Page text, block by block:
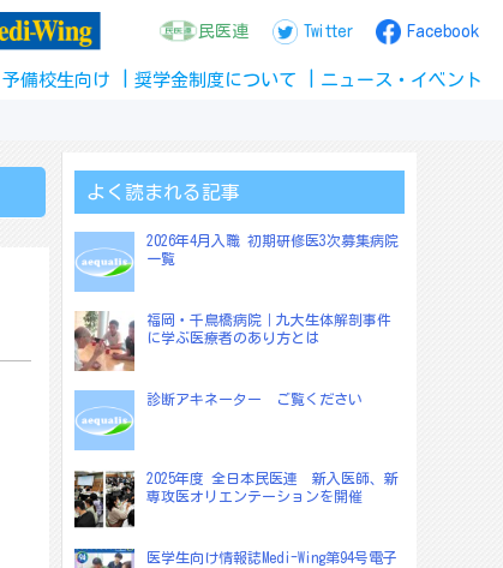
民医連 Twitter Facebook
予備校生向け 奨学金制度 について ニュース ・ イベント
よく読まれる記事
2026年4月入職 初期研修医3次募集病院
一覧
福岡・千鳥橋病院｜九大生体解剖事件
に学ぶ医療者のあり方とは
診断アキネーター ご覧ください
2025年度 全日本民医連 新入医師、新
専攻医オリエンテーションを開催
医学生向け情報誌Medi-Wing第94号電子